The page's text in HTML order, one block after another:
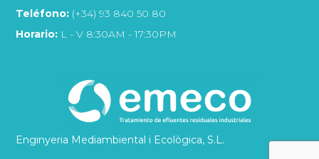
Enginyeria Mediambiental i Ecològica, S.L.
Teléfono: (+34) 93 840 50 80
Horario: L - V 8:30AM - 17:30PM